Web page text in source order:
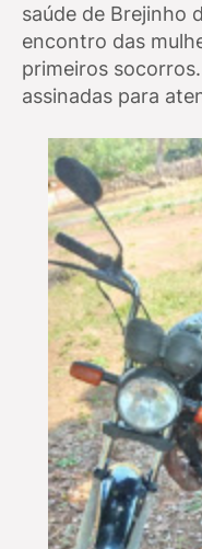
saúde de Brejinho
encontro das
primeiros
assinadas para